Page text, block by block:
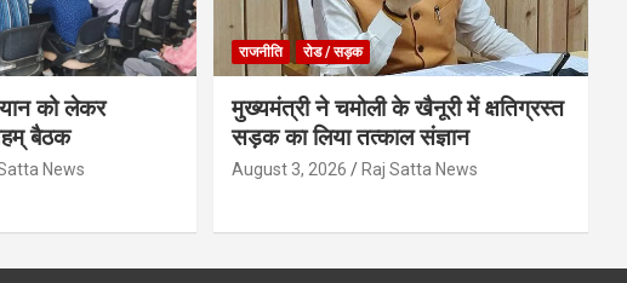
को लेकर
बैठक
News
राजनीति रोड / सड़क
मुख्यमंत्री ने चमोली के खैनूरी में क्षतिग्रस्त
सड़क का लिया तत्काल संज्ञान
August 3, 2026 Raj Satta News